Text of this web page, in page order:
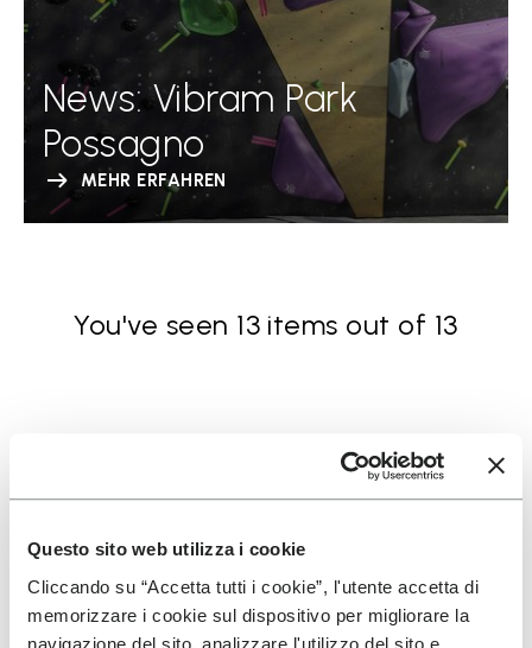
Questo sito web utilizza i cookie
Cliccando su “Accetta tutti i cookie”, l'utente accetta di
memorizzare i cookie sul dispositivo per migliorare la
navigazione del sito, analizzare l'utilizzo del sito e
News: Vibram Park
Possagno
MEHR ERFAHREN
You've seen 13 items out of 13
MELDEN SIE SICH AN UND VERPASSEN SIE NICHT
UNSERE NEUESTEN ANGEBOTE